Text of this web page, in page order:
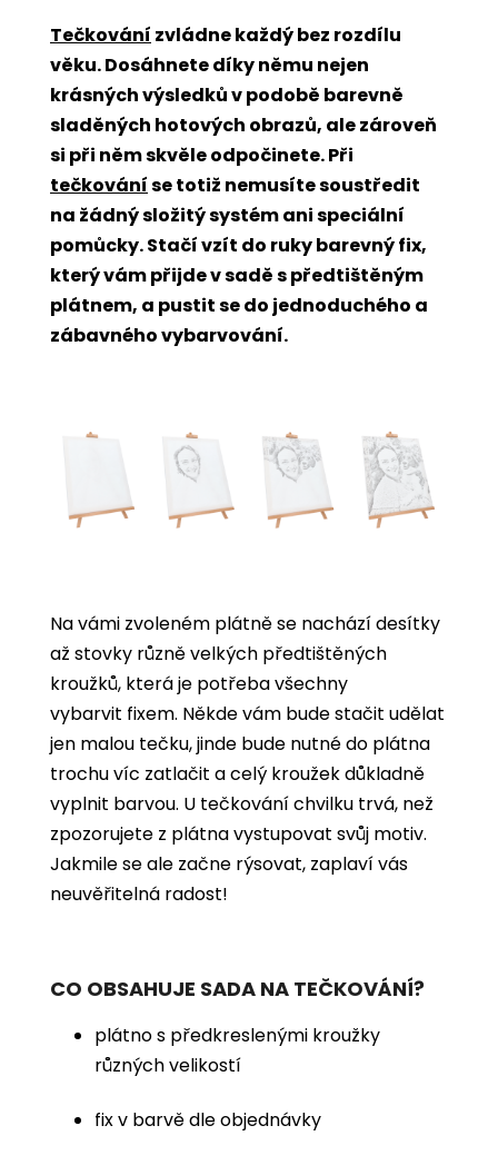
Tečkování zvládne každý bez rozdílu
věku. Dosáhnete díky němu nejen
krásných výsledků v podobě barevně
sladěných hotových obrazů, ale zároveň
si při něm skvěle odpočinete. Při
tečkováníse totiž nemusíte soustředit
na žádný složitý systém ani speciální
pomůcky. Stačí vzít do ruky barevný fix,
který vám přijde v sadě s předtištěným
plátnem, a pustit se do jednoduchého a
zábavného vybarvování.
Na vámi zvoleném plátně se nachází desítky
až stovky různě velkých předtištěných
kroužků, která je potřeba všechny
vybarvit fixem. Někde vám bude stačit udělat
jen malou tečku, jinde bude nutné do plátna
trochu víc zatlačit a celý kroužek důkladně
vyplnit barvou. U tečkování chvilku trvá, než
zpozorujete z plátna vystupovat svůj motiv.
Jakmile se ale začne rýsovat, zaplaví vás
neuvěřitelná radost!
CO OBSAHUJE SADA NA TEČKOVÁNÍ?
plátno s předkreslenými kroužky
různých velikostí
fix v barvě dle objednávky